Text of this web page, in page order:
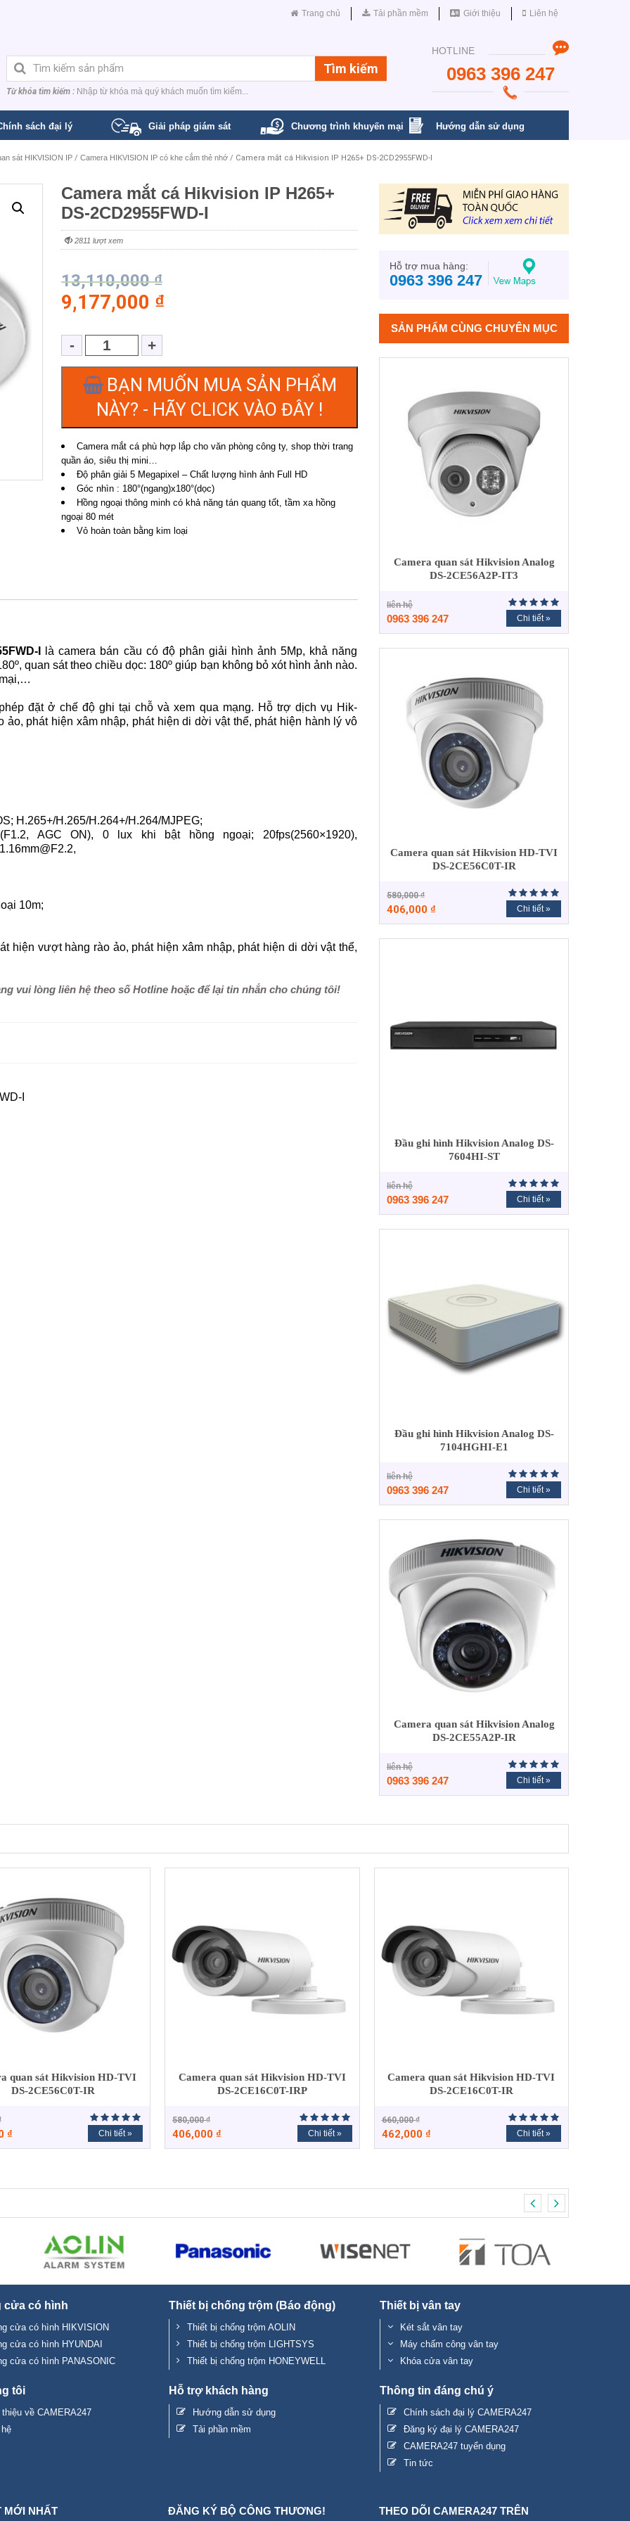
Trang chủ Tải phần mềm Giới thiệu Liên hệ
Từ khóa tìm kiếm : Nhập từ khóa mà quý khách muốn tìm kiếm...
HOTLINE
0963 396 247
sách đại lý Giải pháp giám sát Chương trình khuyến mại Hướng dẫn sử dụng
sát HIKVISION IP / Camera HIKVISION IP có khe cắm thẻ nhớ / Camera mắt cá Hikvision IP H265+ DS-2CD2955FWD-I
Camera mắt cá Hikvision IP H265+
DS-2CD2955FWD-I
2811 lượt xem
13,110,000₫
9,177,000 ₫
BẠN MUỐN MUA SẢN PHẨM
NÀY? - HÃY CLICK VÀO ĐÂY !
Camera mắt cá phù hợp lắp cho văn phòng công ty, shop thời trang
quần áo, siêu thị mini…
Độ phân giải 5 Megapixel – Chất lượng hình ảnh Full HD
Góc nhìn : 180°(ngang)x180°(dọc)
Hồng ngoại thông minh có khả năng tán quang tốt, tầm xa hồng
ngoại 80 mét
Vỏ hoàn toàn bằng kim loại
I
là camera bán cầu có độ phân giải hình ảnh 5Mp, khả năng
quan sát theo chiều dọc: 180º giúp bạn không bỏ xót hình ảnh nào.
đặt ở chế độ ghi tại chỗ và xem qua mạng. Hỗ trợ dịch vụ Hik-
phát hiện xâm nhập, phát hiện di dời vật thể, phát hiện hành lý vô
H.265+/H.265/H.264+/H.264/MJPEG;
AGC ON), 0 lux khi bật hồng ngoại; 20fps(2560×1920),
10m;
hiện vượt hàng rào ảo, phát hiện xâm nhập, phát hiện di dời vật thể,
vui lòng liên hệ theo số Hotline hoặc để lại tin nhắn cho chúng tôi!
I
Hỗ trợ mua hàng:
0963 396 247
SẢN PHẨM CÙNG CHUYÊN MỤC
Camera quan sát Hikvision Analog
DS-2CE56A2P-IT3
liên hệ
0963 396 247 Chi tiết »
Camera quan sát Hikvision HD-TVI
DS-2CE56C0T-IR
580,000₫
406,000 ₫ Chi tiết »
Đầu ghi hình Hikvision Analog DS-
7604HI-ST
liên hệ
0963 396 247 Chi tiết »
Đầu ghi hình Hikvision Analog DS-
7104HGHI-E1
liên hệ
0963 396 247 Chi tiết »
Camera quan sát Hikvision Analog
DS-2CE55A2P-IR
liên hệ
0963 396 247 Chi tiết »
quan sát Hikvision HD-TVI
DS-2CE56C0T-IR
₫ Chi tiết »
Camera quan sát Hikvision HD-TVI
DS-2CE16C0T-IRP
580,000₫
406,000 ₫ Chi tiết »
Camera quan sát Hikvision HD-TVI
DS-2CE16C0T-IR
660,000₫
462,000 ₫ Chi tiết »
cửa có hình
cửa có hình HIKVISION
cửa có hình HYUNDAI
cửa có hình PANASONIC
Thiết bị chống trộm (Báo động)
Thiết bị chống trộm AOLIN
Thiết bị chống trộm LIGHTSYS
Thiết bị chống trộm HONEYWELL
Thiết bị vân tay
Két sắt vân tay
Máy chấm công vân tay
Khóa cửa vân tay
tôi
về CAMERA247
hệ
Hỗ trợ khách hàng
Hướng dẫn sử dụng
Tải phần mềm
Thông tin đáng chú ý
Chính sách đại lý CAMERA247
Đăng ký đại lý CAMERA247
CAMERA247 tuyển dụng
Tin tức
MỚI NHẤT ĐĂNG KÝ BỘ CÔNG THƯƠNG!
THEO DÕI CAMERA247 TRÊN